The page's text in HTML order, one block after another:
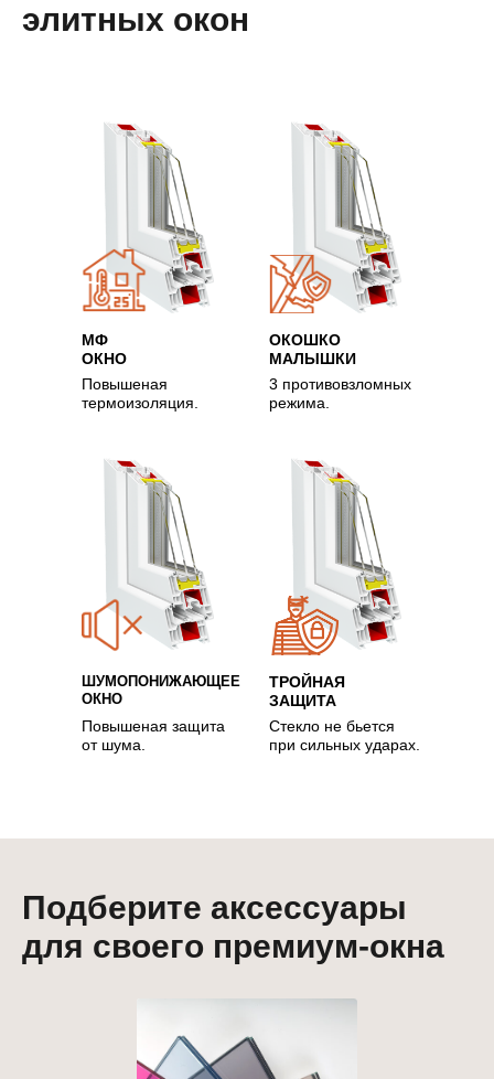
элитных окон
Повышеная
термоизоляция.
Повышеная защита
от шума.
3 противовзломных
режима.
Стекло не бьется
при сильных ударах.
МФ
ОКНО
ШУМОПОНИЖАЮЩЕЕ
ОКНО
ТРОЙНАЯ
ЗАЩИТА
ОКОШКО
МАЛЫШКИ
Подберите аксессуары
для своего премиум-окна